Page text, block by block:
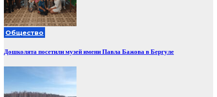
Общество
Дошколята посетили музей имени Павла Бажова в Бергуле